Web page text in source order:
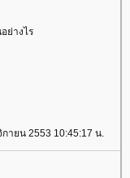
ย่างไร
ายน 2553 10:45:17 น.